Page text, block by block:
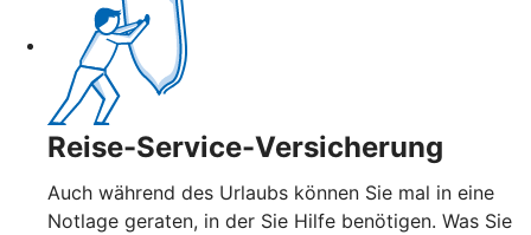
Reise-Service-Versicherung
Auch während des Urlaubs können Sie mal in eine
Notlage geraten, in der Sie Hilfe benötigen. Was Sie